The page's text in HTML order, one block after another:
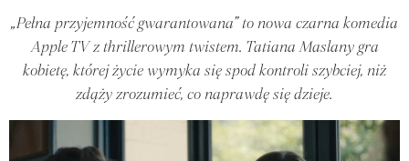
„Pełna przyjemność gwarantowana” to nowa czarna komedia
Apple TV z thrillerowym twistem. Tatiana Maslany gra
kobietę, której życie wymyka się spod kontroli szybciej, niż
zdąży zrozumieć, co naprawdę się dzieje.